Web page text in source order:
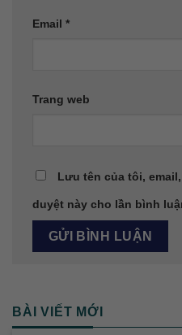
Email *
Trang web
Lưu tên của tôi,
duyệt này cho lần bình
BÀI VIẾT MỚI